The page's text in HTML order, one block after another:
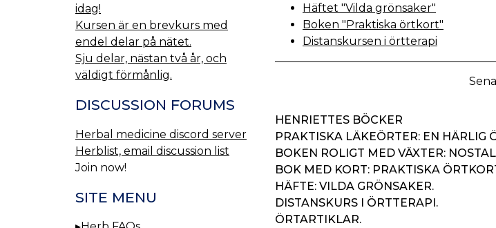
Häftet "Vilda grönsaker"
Boken "Praktiska örtkort"
Distanskursen i örtterapi
HENRIETTES BÖCKER
PRAKTISKA LÄKEÖRTER: EN HÄRLIG
BOKEN ROLIGT MED VÄXTER:
BOK MED KORT: PRAKTISKA
HÄFTE: VILDA GRÖNSAKER.
DISTANSKURS I ÖRTTERAPI.
ÖRTARTIKLAR.
idag!
Kursen är en brevkurs med
endel delar på nätet.
Sju delar, nästan två år, och
väldigt förmånlig.
DISCUSSION FORUMS
Herbal medicine discord server
Herblist, email discussion list
Join now!
SITE MENU